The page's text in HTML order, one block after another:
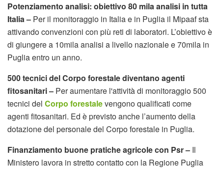
Potenziamento analisi: obiettivo 80 mila analisi in tutta
Italia – Per il monitoraggio in Italia e in Puglia il Mipaaf sta
attivando convenzioni con più reti di laboratori. L’obiettivo è
di giungere a 10mila analisi a livello nazionale e 70mila in
Puglia entro un anno.
500 tecnici del Corpo forestale diventano agenti
fitosanitari – Per aumentare l'attività di monitoraggio 500
tecnici del Corpo forestalevengono qualificati come
agenti fitosanitari. Ed è previsto anche l’aumento della
dotazione del personale del Corpo forestale in Puglia.
Finanziamento buone pratiche agricole con Psr – Il
Ministero lavora in stretto contatto con la Regione Puglia